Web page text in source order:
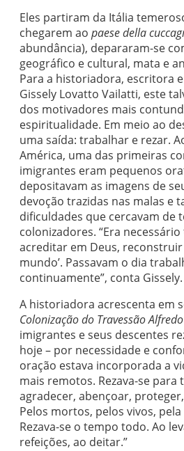
Eles partiram da Itália
chegarem ao paese della
abundância), depararam-se
geográfico e cultural, mata e
Para a historiadora, escritora
Gissely Lovatto Vailatti, este
dos motivadores mais
espiritualidade. Em meio ao
uma saída: trabalhar e rezar.
América, uma das primeiras
imigrantes eram pequenos
depositavam as imagens de
devoção trazidas nas malas e
dificuldades que cercavam de
colonizadores. “Era
acreditar em Deus, reconstruir
mundo’. Passavam o dia
continuamente”, conta Gissely.
A historiadora acrescenta em
Colonização do Travessão
imigrantes e seus descentes
hoje – por necessidade e
oração estava incorporada a
mais remotos. Rezava-se para
agradecer, abençoar,
Pelos mortos, pelos vivos,
Rezava-se o tempo todo. Ao
refeições, ao deitar.”